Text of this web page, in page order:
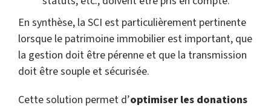
En synthèse, la SCI est particulièrement pertinente
lorsque le patrimoine immobilier est important, que
la gestion doit être pérenne et que la transmission
doit être souple et sécurisée.
Cette solution permet d’optimiser les donations